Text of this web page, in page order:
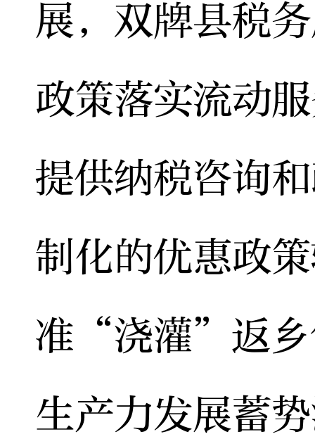
展，双牌县税
政策落实流动
提供纳税咨询
制化的优惠政
准“浇灌”返乡
生产力发展蓄